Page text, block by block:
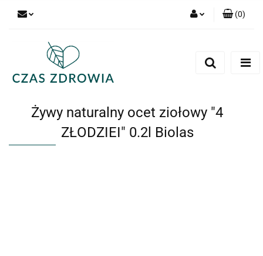
(0)
Żywy naturalny ocet ziołowy "4
ZŁODZIEI" 0.2l Biolas